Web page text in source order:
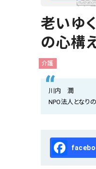
老いゆ
の心構
介護
川内 潤
NPO法人となり